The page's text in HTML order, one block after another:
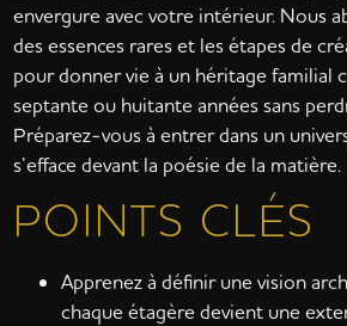
envergure avec votre intérieur. Nous
des essences rares et les étapes de
pour donner vie à un héritage familial
septante ou huitante années sans
Préparez-vous à entrer dans un
s’efface devant la poésie de la matière.
POINTS CLÉS
Apprenez à définir une vision
chaque étagère devient une